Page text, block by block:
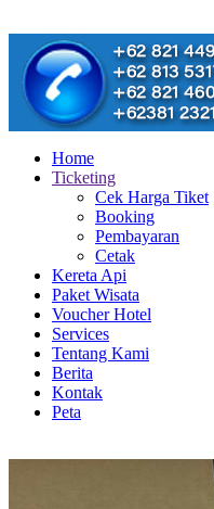
Home
Ticketing
Cek Harga Tiket
Booking
Pembayaran
Cetak
Kereta Api
Paket Wisata
Voucher Hotel
Services
Tentang Kami
Berita
Kontak
Peta